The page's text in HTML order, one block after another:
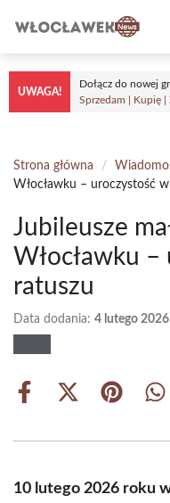
treści
UWAGA!
Dołącz do nowej
Sprzedam | Kupię |
Strona główna /
Włocławku – uroczystość
Jubileusze
Włocławku
ratuszu
Data dodania: 4 lutego 2026
Share
Share
(Twitter)
Share
10 lutego 2026 roku